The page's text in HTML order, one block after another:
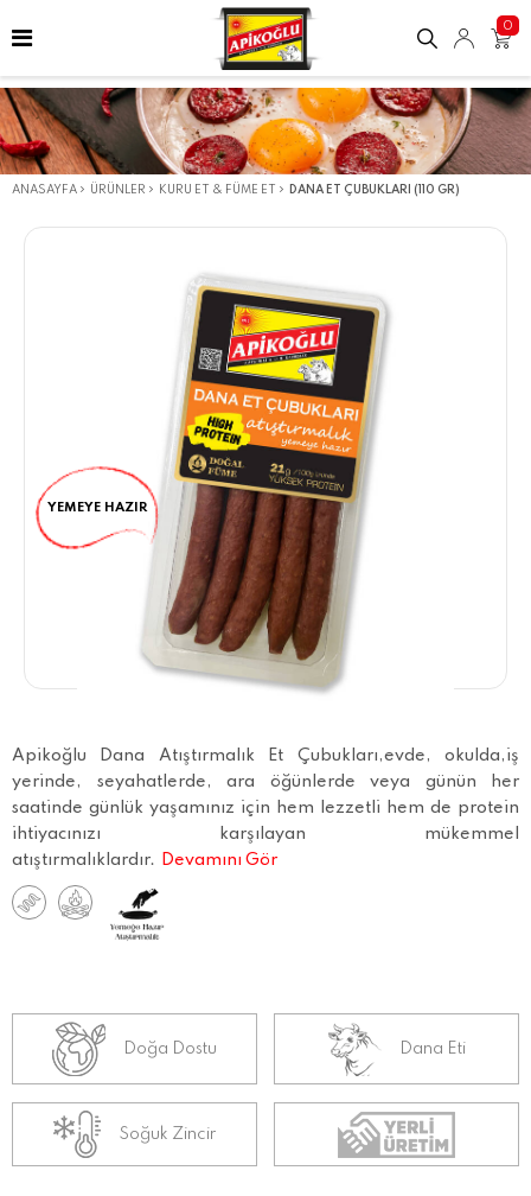
0
ANASAYFA ÜRÜNLER KURU ET & FÜME ET DANA ET ÇUBUKLARI (110 GR)
YEMEYE HAZIR
Apikoğlu Dana Atıştırmalık Et Çubukları,evde, okulda,iş
yerinde, seyahatlerde, ara öğünlerde veya günün her
saatinde günlük yaşamınız için hem lezzetli hem de protein
ihtiyacınızı karşılayan mükemmel
atıştırmalıklardır.
Devamını Gör
Doğa Dostu Dana Eti
Soğuk Zincir